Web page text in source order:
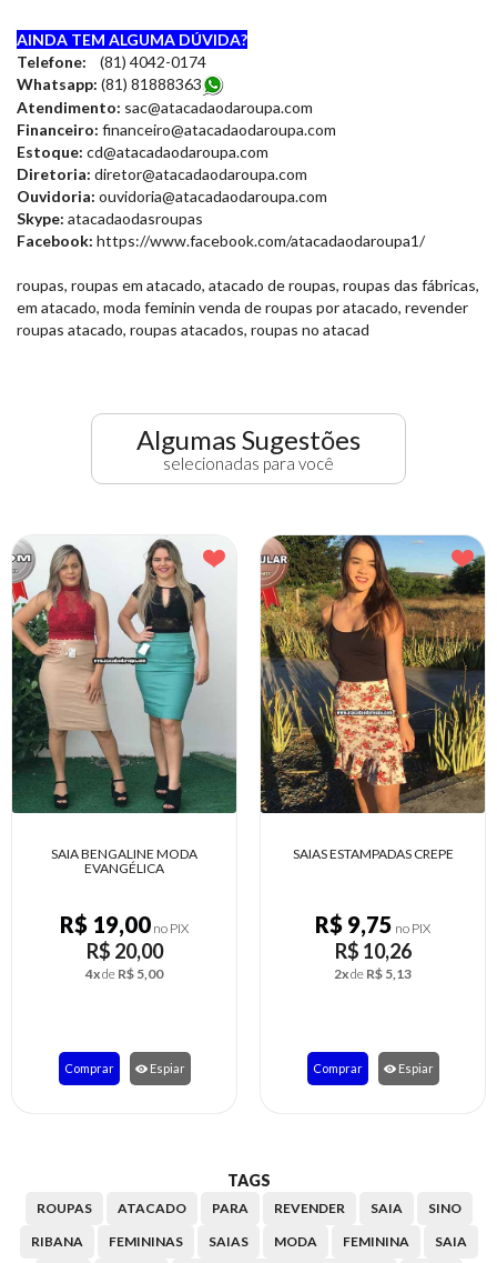
AINDA TEM ALGUMA DÚVIDA?
Telefone: (81) 4042-0174
Whatsapp: (81) 81888363
Atendimento: sac@atacadaodaroupa.com
Financeiro: financeiro@atacadaodaroupa.com
Estoque: cd@atacadaodaroupa.com
Diretoria: diretor@atacadaodaroupa.com
Ouvidoria: ouvidoria@atacadaodaroupa.com
Skype: atacadaodasroupas
Facebook: https://www.facebook.com/atacadaodaroupa1/
roupas, roupas em atacado, atacado de roupas, roupas das fábricas,
em atacado, moda feminin venda de roupas por atacado, revender
roupas atacado, roupas atacados, roupas no atacad
Algumas Sugestões
selecionadas para você
SAIA BENGALINE MODA
EVANGÉLICA
R$ 19,00 no PIX
R$ 20,00
4xde R$ 5,00
Comprar Espiar
SAIAS ESTAMPADAS CREPE
R$ 9,75 no PIX
R$ 10,26
2xde R$ 5,13
Comprar Espiar
TAGS
ROUPAS ATACADO PARA REVENDER SAIA
SINO
RIBANA
FEMININAS SAIAS MODA FEMININA
SAIA